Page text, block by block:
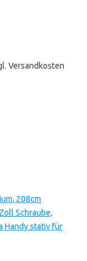
Versandkosten
208cm
Schraube,
Handy stativ für